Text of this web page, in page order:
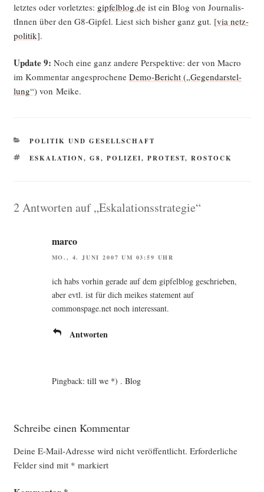
letz­tes oder vor­letz­tes: gipfelblog.deist ein Blog von Jour­na­lis­
tIn­nen über den G8-Gip­fel. Liest sich bis­her ganz gut. [via netz­
po­li­tik].
Update 9: Noch eine ganz ande­re Per­spek­ti­ve: der von Macro
im Kom­men­tar ange­spro­che­ne Demo-Bericht („Gegen­dar­stel­
lung“)von Meike.
KATEGORIEN
POLITIK UND GESELLSCHAFT
SCHLAGWÖRTER
ESKALATION, G8, POLIZEI, PROTEST, ROSTOCK
2 Antworten auf „Eskalationsstrategie“
marco
MO., 4. JUNI 2007 UM 03:59 UHR
ich habs vor­hin gera­de auf dem gip­fel­b­log geschrie­ben,
aber evtl. ist für dich mei­kes state­ment auf
commonspage.net noch interessant.
Antworten
Pingback: till we *) . Blog
Schreibe einen Kommentar
Deine E-Mail-Adresse wird nicht veröffentlicht. Erforderliche
Felder sind mit * markiert